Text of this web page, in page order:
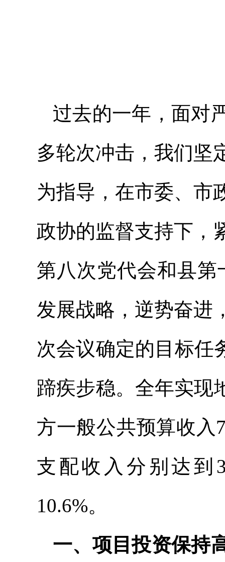
过去的一年，面对
多轮次冲击，我们坚
为指导，在市委、市
政协的监督支持下，
第八次党代会和县第
发展战略，逆势奋进
次会议确定的目标任
蹄疾步稳。全年实现
方一般公共预算收入
支配收入分别达到
10.6%。
一、项目投资保持